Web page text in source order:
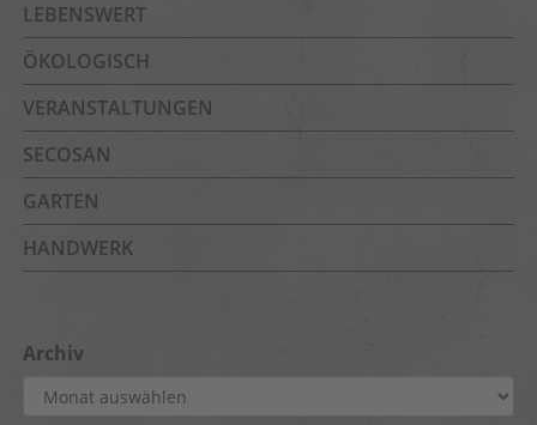
LEBENSWERT
ÖKOLOGISCH
VERANSTALTUNGEN
SECOSAN
GARTEN
HANDWERK
Archiv
Archiv